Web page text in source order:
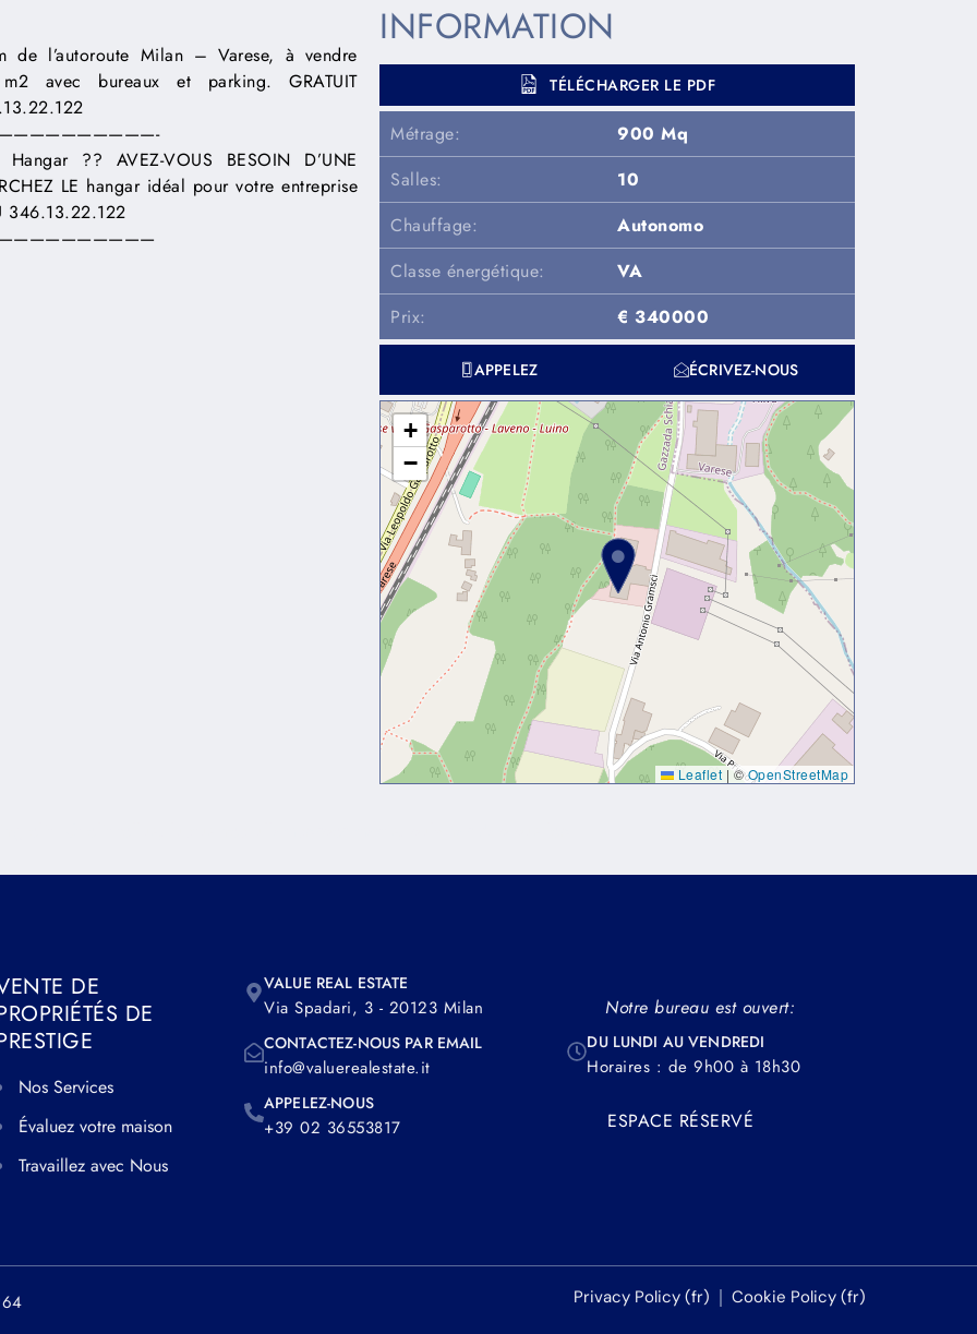
l’autoroute Milan – Varese, à vendre
avec bureaux et parking. GRATUIT
?? AVEZ-VOUS BESOIN D’UNE
LE hangar idéal pour votre entreprise
346.13.22.122
INFORMATION
TÉLÉCHARGER LE PDF
Métrage:
900 Mq
Salles:
10
Chauffage:
Autonomo
Classe énergétique:
VA
Prix:
€ 340000
APPELEZ ÉCRIVEZ-NOUS
+
−
Leaflet |©OpenStreetMap
DE
DE
Nos Services
Évaluez votre maison
Travaillez avec Nous
VALUE REAL ESTATE
Via Spadari, 3 - 20123 Milan
CONTACTEZ-NOUS PAR EMAIL
info@valuerealestate.it
APPELEZ-NOUS
+39 02 36553817
Notre bureau est ouvert:
DU LUNDI AU VENDREDI
Horaires : de 9h00 à 18h30
ESPACE RÉSERVÉ
Privacy Policy (fr) Cookie Policy (fr)